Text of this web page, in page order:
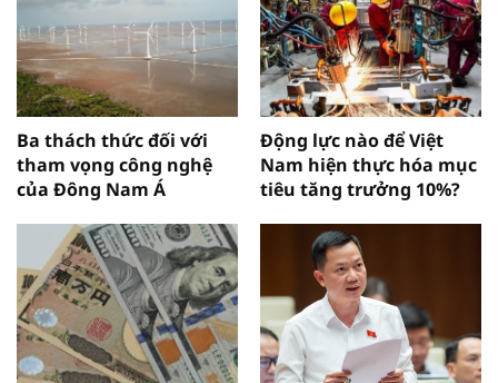
Ba thách thức đối với
tham vọng công nghệ
của Đông Nam Á
Động lực nào để Việt
Nam hiện thực hóa mục
tiêu tăng trưởng 10%?